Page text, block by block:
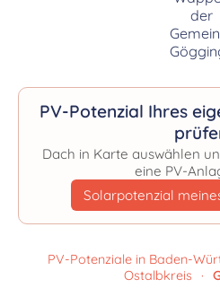
PV-Potenzial Ihres
Dach in Karte auswählen
eine PV-
Solarpotenzial
PV-Potenziale in Baden-
Ostalbkreis
·